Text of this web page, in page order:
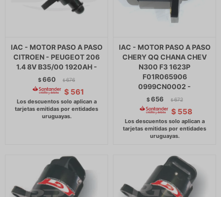
IAC - MOTOR PASO A PASO
CITROEN - PEUGEOT 206
1.4 8V B35/00 1920AH -
$660 $ 676
$ 561
IAC - MOTOR PASO A PASO
CHERY QQ CHANA CHEV
N300 F3 1623P
F01R065906
0999CN0002 -
$656 $ 672
$ 558